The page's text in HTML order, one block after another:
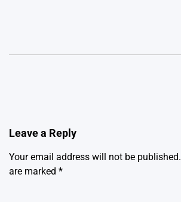
Leave a Reply
Your email address will not be published.
are marked *